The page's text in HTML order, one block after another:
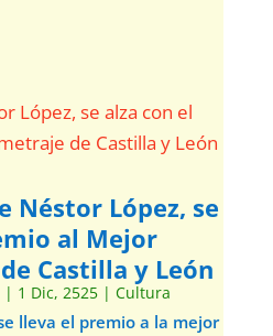
Néstor López, se
al Mejor
Castilla y León
| 1 Dic, 2525| Cultura
lleva el premio a la mejor